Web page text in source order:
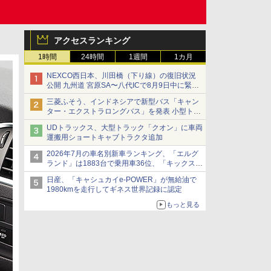
アクセスランキング
1時間 24時間 1週間 1カ月
NEXCO西日本、川田橋（下り線）の復旧状況
公開 九州道 宮原SA〜八代ICで8月9日中に緊急
車両を通行可能に
三菱ふそう、インドネシアで新型バス「キャン
ター・エクストラロングバス」を発表 小型トラ
ックベースの観光・旅客輸送向けバス
UDトラックス、大型トラック「クオン」に車両
運搬用ショートキャブトラクタ追加
2026年7月の車名別新車ランキング、「エルグ
ランド」は1883台で乗用車36位、「キックス」
は2591台で27位に
日産、「キャシュカイe-POWER」が無給油で
1980kmを走行してギネス世界記録に認定
もっと見る